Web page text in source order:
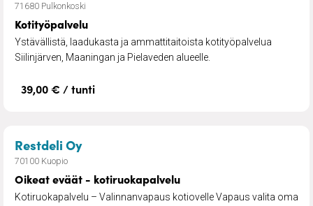
71680 Pulkonkoski
Kotityöpalvelu
Ystävällistä, laadukasta ja ammattitaitoista kotityöpalvelua
Siilinjärven, Maaningan ja Pielaveden alueelle.
39,00 € / tunti
Restdeli Oy– Oikeat eväät - kotiruokapalvelu
70100 Kuopio
Oikeat eväät - kotiruokapalvelu
Kotiruokapalvelu – Valinnanvapaus kotiovelle Vapaus valita oma